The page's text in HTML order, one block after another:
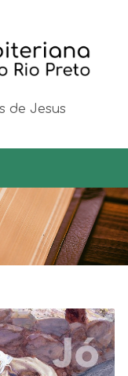
de Jesus